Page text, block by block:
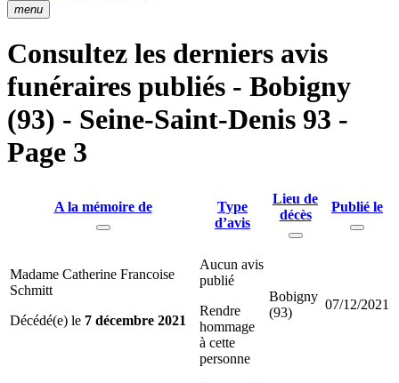
menu
Consultez les derniers avis
funéraires publiés - Bobigny
(93) - Seine-Saint-Denis 93 -
Page 3
A la mémoire de
Type
d’avis
Lieu de
décès
Publié le
Madame Catherine Francoise
Schmitt
Décédé(e) le 7 décembre 2021
Aucun avis
publié
Rendre
hommage
à cette
personne
Bobigny
(93)
07/12/2021